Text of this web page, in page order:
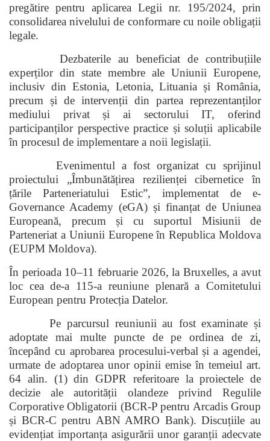
pregătire pentru aplicarea Legii nr. 195/2024, prin
consolidarea nivelului de conformare cu noile obligații
legale.
Dezbaterile au beneficiat de contribuțiile
experților din state membre ale Uniunii Europene,
inclusiv din Estonia, Letonia, Lituania și România,
precum și de intervenții din partea reprezentanților
mediului privat și ai sectorului IT, oferind
participanților perspective practice și soluții aplicabile
în procesul de implementare a noii legislații.
Evenimentul a fost organizat cu sprijinul
proiectului „Îmbunătățirea rezilienței cibernetice în
țările Parteneriatului Estic”, implementat de e-
Governance Academy (eGA) și finanțat de Uniunea
Europeană, precum și cu suportul Misiunii de
Parteneriat a Uniunii Europene în Republica Moldova
(EUPM Moldova).
În perioada 10–11 februarie 2026, la Bruxelles, a avut
loc cea de-a 115-a reuniune plenară a Comitetului
European pentru Protecția Datelor.
Pe parcursul reuniunii au fost examinate și
adoptate mai multe puncte de pe ordinea de zi,
începând cu aprobarea procesului-verbal și a agendei,
urmate de adoptarea unor opinii emise în temeiul art.
64 alin. (1) din GDPR referitoare la proiectele de
decizie ale autorității olandeze privind Regulile
Corporative Obligatorii (BCR-P pentru Arcadis Group
și BCR-C pentru ABN AMRO Bank). Discuțiile au
evidențiat importanța asigurării unor garanții adecvate